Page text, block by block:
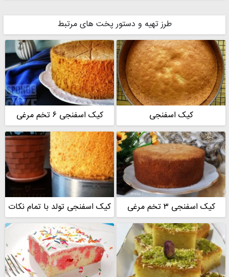
طرز تهیه و دستور پخت های مرتبط
کیک اسفنجی کیک اسفنجی ۶ تخم مرغی
کیک اسفنجی ۳ تخم مرغی کیک اسفنجی تولد با تمام نکات